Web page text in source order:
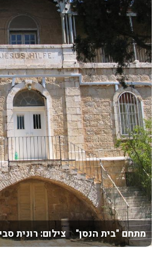
מתחם "בית הנסן" צילום: רונית